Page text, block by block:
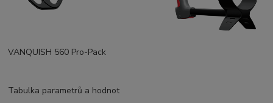
VANQUISH 560 Pro-Pack
Tabulka parametrů a hodnot